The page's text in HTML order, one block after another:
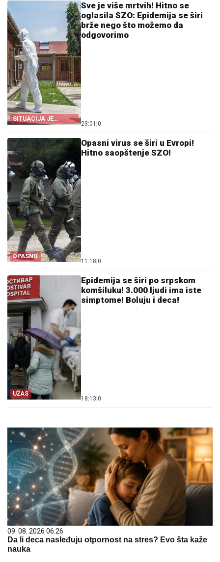
SITUACIJA JE
DRAMATIČNA
Sve je više mrtvih! Hitno se
oglasila SZO: Epidemija se širi
brže nego što možemo da
odgovorimo
23:01 0
OPASNO
Opasni virus se širi u Evropi!
Hitno saopštenje SZO!
11:18 0
UŽAS
Epidemija se širi po srpskom
komšiluku! 3.000 ljudi ima iste
simptome! Boluju i deca!
18:13 0
09. 08. 2026 06:26
Da li deca nasleđuju otpornost na stres? Evo šta kaže
nauka